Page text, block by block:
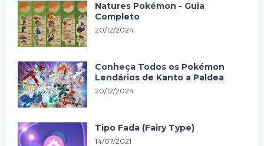
Natures Pokémon - Guia
Completo
20/12/2024
Conheça Todos os Pokémon
Lendários de Kanto a Paldea
20/12/2024
Tipo Fada (Fairy Type)
14/07/2021